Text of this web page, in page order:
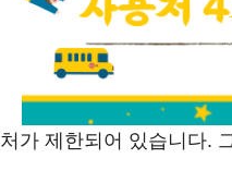
가 제한되어 있습니다.